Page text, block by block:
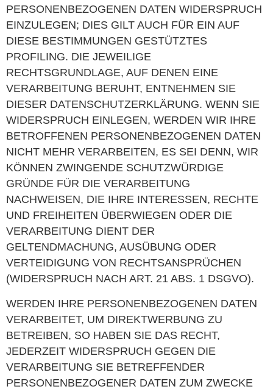
PERSONENBEZOGENEN DATEN WIDERSPRUCH
EINZULEGEN; DIES GILT AUCH FÜR EIN AUF
DIESE BESTIMMUNGEN GESTÜTZTES
PROFILING. DIE JEWEILIGE
RECHTSGRUNDLAGE, AUF DENEN EINE
VERARBEITUNG BERUHT, ENTNEHMEN SIE
DIESER DATENSCHUTZERKLÄRUNG. WENN SIE
WIDERSPRUCH EINLEGEN, WERDEN WIR IHRE
BETROFFENEN PERSONENBEZOGENEN DATEN
NICHT MEHR VERARBEITEN, ES SEI DENN, WIR
KÖNNEN ZWINGENDE SCHUTZWÜRDIGE
GRÜNDE FÜR DIE VERARBEITUNG
NACHWEISEN, DIE IHRE INTERESSEN, RECHTE
UND FREIHEITEN ÜBERWIEGEN ODER DIE
VERARBEITUNG DIENT DER
GELTENDMACHUNG, AUSÜBUNG ODER
VERTEIDIGUNG VON RECHTSANSPRÜCHEN
(WIDERSPRUCH NACH ART. 21 ABS. 1 DSGVO).
WERDEN IHRE PERSONENBEZOGENEN DATEN
VERARBEITET, UM DIREKTWERBUNG ZU
BETREIBEN, SO HABEN SIE DAS RECHT,
JEDERZEIT WIDERSPRUCH GEGEN DIE
VERARBEITUNG SIE BETREFFENDER
PERSONENBEZOGENER DATEN ZUM ZWECKE